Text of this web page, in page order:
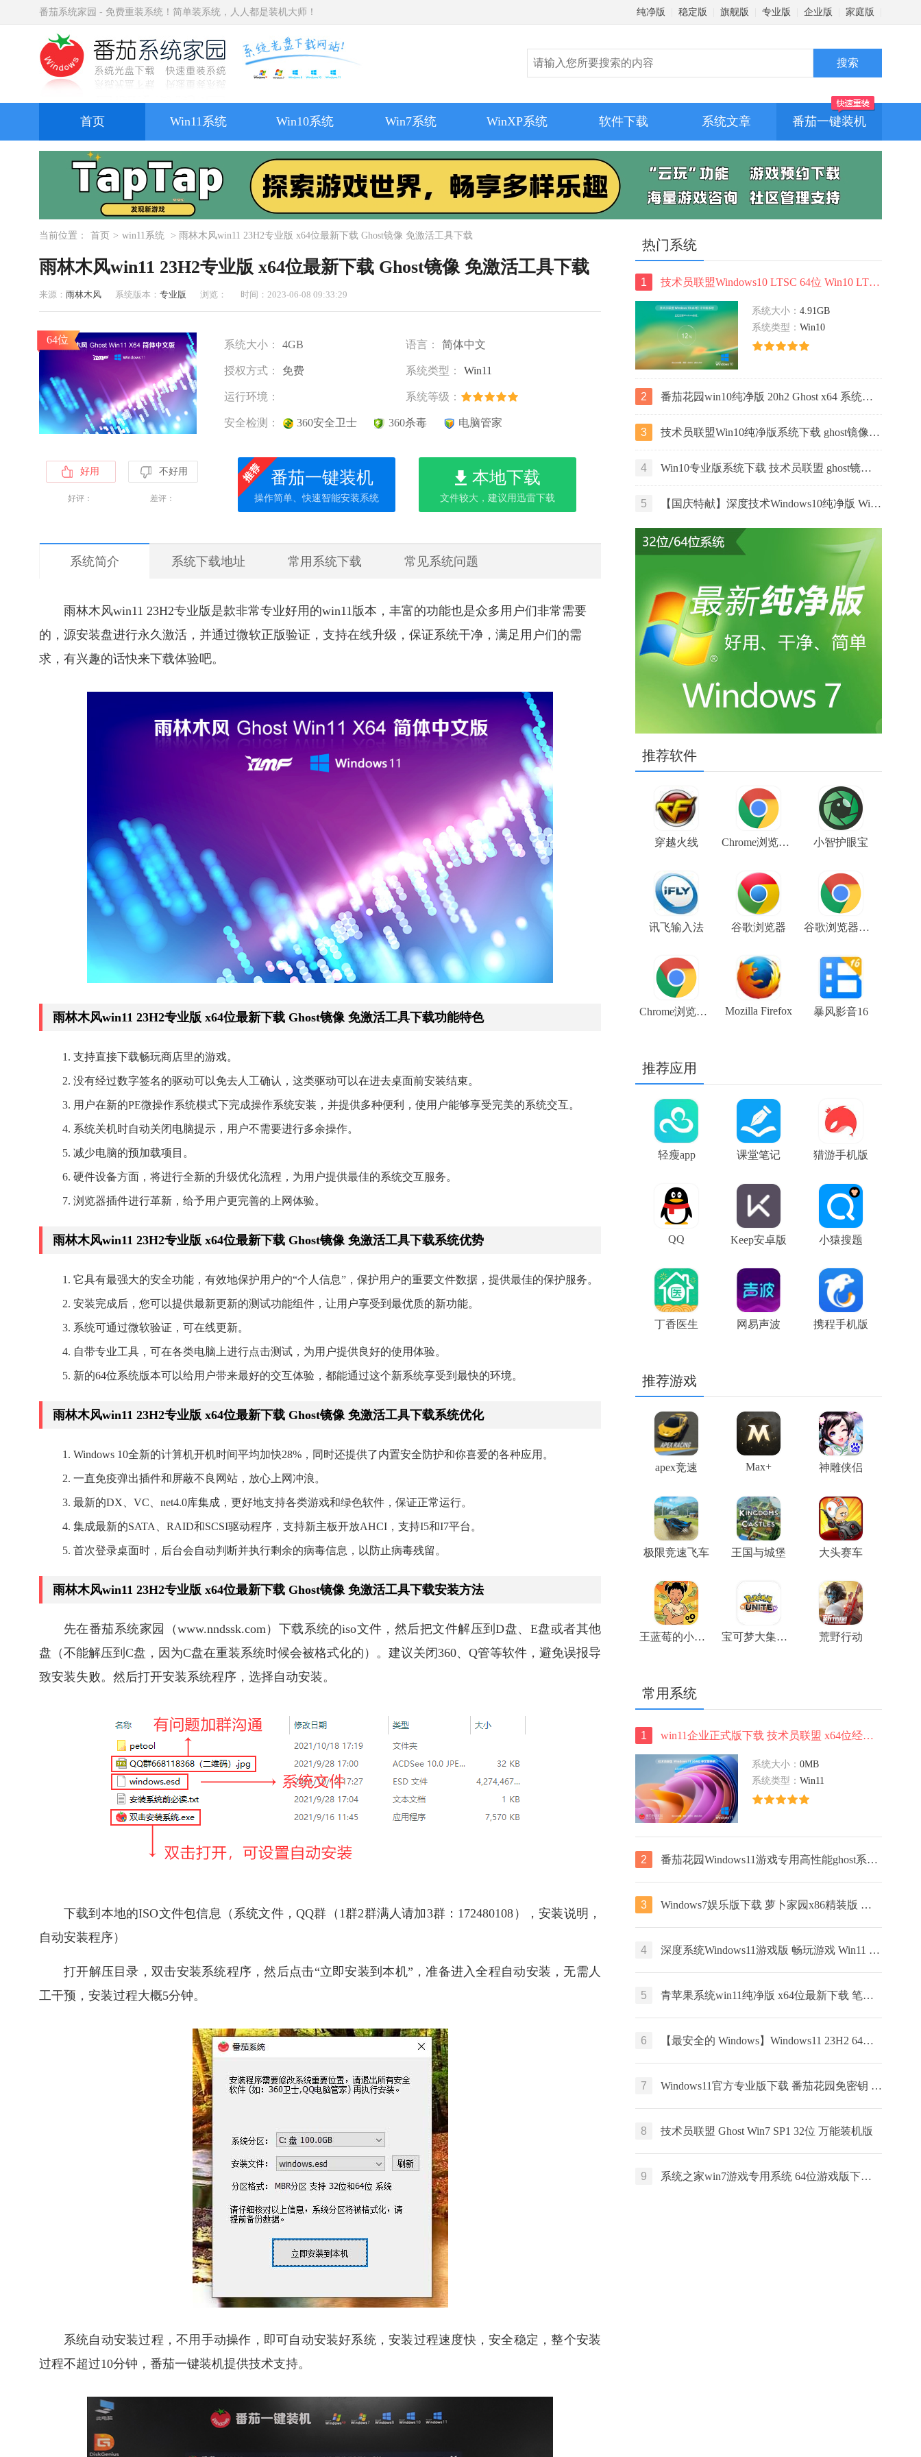
番茄系统家园 - 免费重装系统！简单装系统，人人都是装机大师！ 纯净版 稳定版 旗舰版 专业版 企业版 家庭版
首页 Win11系统 Win10系统 Win7系统 WinXP系统 软件下载 番茄一键装机
系统文章
当前位置： 首页 > win11系统 > 雨林木风win11 23H2专业版 x64位最新下载 Ghost镜像 免激活工具下载
雨林木风win11 23H2专业版 x64位最新下载 Ghost镜像 免激活工具下载
来源： 雨林木风 系统版本： 专业版 浏览： 时间：2023-06-08 09:33:29
64位 系统大小： 4GB 语言： 简体中文
授权方式： 免费 系统类型： Win11
运行环境： 系统等级：
安全检测： 360安全卫士 360杀毒 电脑管家
好用
好评：
不好用
差评：
番茄一键装机
操作简单、快速智能安装系统
本地下载
文件较大，建议用迅雷下载
系统简介 系统下载地址 常用系统下载 常见系统问题
雨林木风win11 23H2专业版是款非常专业好用的win11版本，丰富的功能也是众多用户们非常需要
的，源安装盘进行永久激活，并通过微软正版验证，支持在线升级，保证系统干净，满足用户们的需
求，有兴趣的话快来下载体验吧。
雨林木风win11 23H2专业版 x64位最新下载 Ghost镜像 免激活工具下载功能特色
支持直接下载畅玩商店里的游戏。
没有经过数字签名的驱动可以免去人工确认，这类驱动可以在进去桌面前安装结束。
用户在新的PE微操作系统模式下完成操作系统安装，并提供多种便利，使用户能够享受完美的系统交互。
系统关机时自动关闭电脑提示，用户不需要进行多余操作。
减少电脑的预加载项目。
硬件设备方面，将进行全新的升级优化流程，为用户提供最佳的系统交互服务。
浏览器插件进行革新，给予用户更完善的上网体验。
雨林木风win11 23H2专业版 x64位最新下载 Ghost镜像 免激活工具下载系统优势
它具有最强大的安全功能，有效地保护用户的“个人信息”，保护用户的重要文件数据，提供最佳的保护服务。
安装完成后，您可以提供最新更新的测试功能组件，让用户享受到最优质的新功能。
系统可通过微软验证，可在线更新。
自带专业工具，可在各类电脑上进行点击测试，为用户提供良好的使用体验。
新的64位系统版本可以给用户带来最好的交互体验，都能通过这个新系统享受到最快的环境。
雨林木风win11 23H2专业版 x64位最新下载 Ghost镜像 免激活工具下载系统优化
Windows 10全新的计算机开机时间平均加快28%，同时还提供了内置安全防护和你喜爱的各种应用。
一直免疫弹出插件和屏蔽不良网站，放心上网冲浪。
最新的DX、VC、net4.0库集成，更好地支持各类游戏和绿色软件，保证正常运行。
集成最新的SATA、RAID和SCSI驱动程序，支持新主板开放AHCI，支持I5和I7平台。
首次登录桌面时，后台会自动判断并执行剩余的病毒信息，以防止病毒残留。
雨林木风win11 23H2专业版 x64位最新下载 Ghost镜像 免激活工具下载安装方法
先在番茄系统家园（www.nndssk.com）下载系统的iso文件，然后把文件解压到D盘、E盘或者其他
盘（不能解压到C盘，因为C盘在重装系统时候会被格式化的）。建议关闭360、Q管等软件，避免误报导
致安装失败。然后打开安装系统程序，选择自动安装。
下载到本地的ISO文件包信息（系统文件，QQ群（1群2群满人请加3群：172480108），安装说明，
自动安装程序）
打开解压目录，双击安装系统程序，然后点击“立即安装到本机”，准备进入全程自动安装，无需人
工干预，安装过程大概5分钟。
系统自动安装过程，不用手动操作，即可自动安装好系统，安装过程速度快，安全稳定，整个安装
过程不超过10分钟，番茄一键装机提供技术支持。
热门系统
1 技术员联盟Windows10 LTSC 64位 Win10 LTSC纯净版 V2022
系统大小： 4.91GB
系统类型： Win10
2 番茄花园win10纯净版 20h2 Ghost x64 系统下载 v2022.06
3 技术员联盟Win10纯净版系统下载 ghost镜像 ISO v2022.07 下载
4 Win10专业版系统下载 技术员联盟 ghost镜像 ISO v2022.07 下载
5 【国庆特献】深度技术Windows10纯净版 Win10 GHOST镜像64位系统下载
推荐软件
穿越火线 Chrome浏览器金丝雀版（Google Chrome Canary） V106.0.5225.0 64位下载 小智护眼宝
讯飞输入法 谷歌浏览器 谷歌浏览器稳定版 stable 104.0.5112.81 chrome下载
Chrome浏览器beta版 V108.0.5359.48 64位谷歌浏览器下载 Mozilla Firefox 暴风影音16
推荐应用
轻瘦app 课堂笔记 猎游手机版
QQ Keep安卓版 小猿搜题
丁香医生 网易声波 携程手机版
推荐游戏
apex竞速 Max+ 神雕侠侣
极限竞速飞车 王国与城堡 大头赛车
王蓝莓的小卖部游戏 宝可梦大集结正版 荒野行动
常用系统
1 win11企业正式版下载 技术员联盟 x64位经典版下载 华硕笔记本专用下载
系统大小： 0MB
系统类型： Win11
2 番茄花园Windows11游戏专用高性能ghost系统 ISO镜像 X64位 下载
3 Windows7娱乐版下载 萝卜家园x86精装版 笔记本专用下载 GHOST镜像
4 深度系统Windows11游戏版 畅玩游戏 Win11 ghost系统 ISO镜像 X64位系统下载
5 青苹果系统win11纯净版 x64位最新下载 笔记本专用下载 ghost系统
6 【最安全的 Windows】Windows11 23H2 64位 最新企业版
7 Windows11官方专业版下载 番茄花园免密钥 GHOST镜像下载 笔记本专用
8 技术员联盟 Ghost Win7 SP1 32位 万能装机版
9 系统之家win7游戏专用系统 64位游戏版下载 中文版系统 戴尔笔记本专用